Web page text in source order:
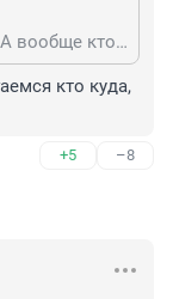
это пример того как не надо жить. А вообще кто хочет то делает , а кто не хочет вечно придумывает отмазки. И вот у тебя целый набор отмазок . а ты просто не хотел . Ни в 30 ни в 40 ни в 45 , с другой стороны правильно, таким инертным размножаться не нужно.
кто куда,
+5 –8